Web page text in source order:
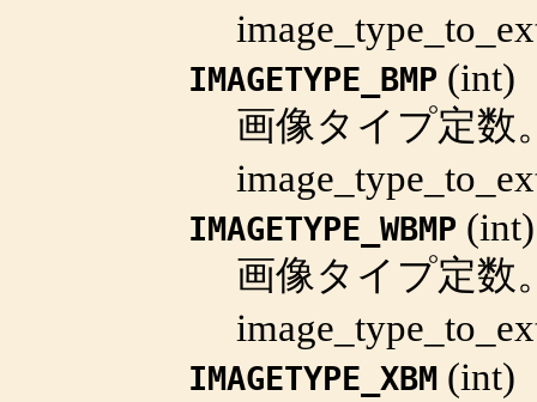
IMAGETYPE_BMP (int)
画像タイプ定数
IMAGETYPE_WBMP (int)
画像タイプ定数
IMAGETYPE_XBM (int)